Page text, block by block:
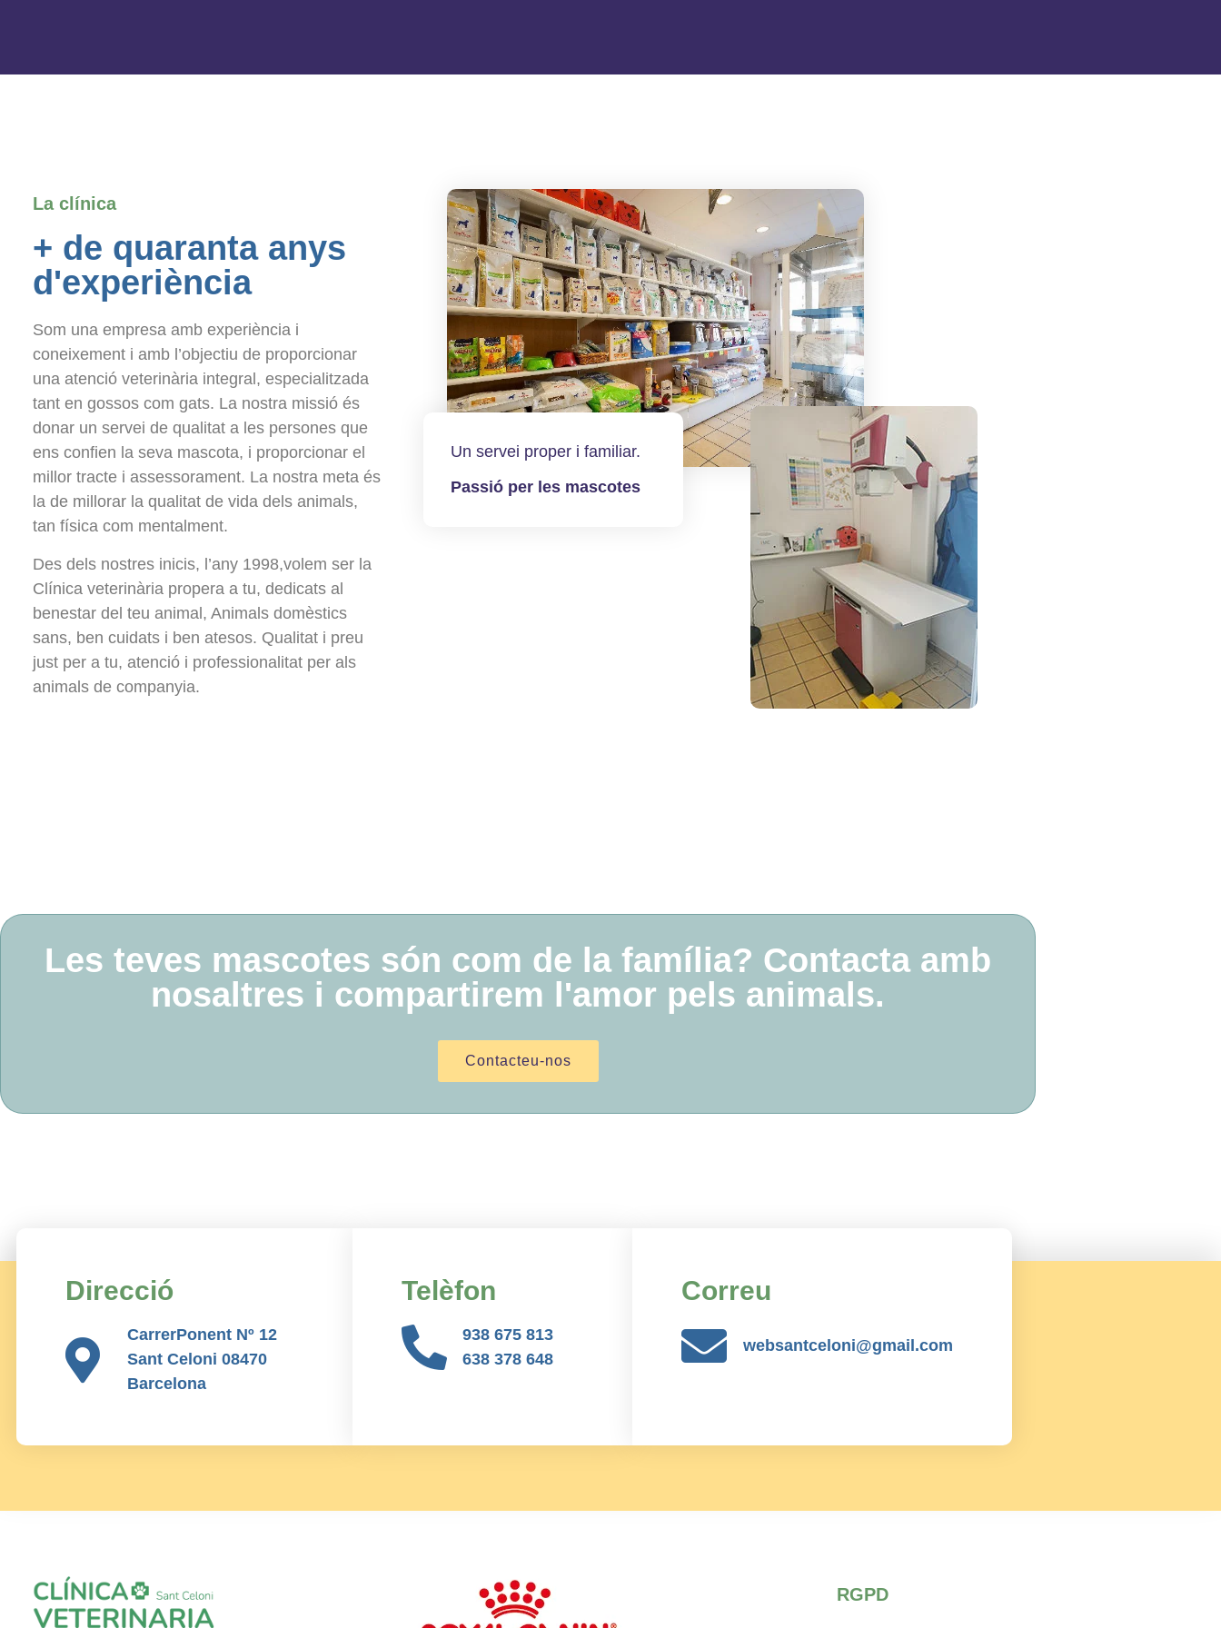
La clínica
+ de quaranta anys
d'experiència
Som una empresa amb experiència i
coneixement i amb l’objectiu de proporcionar
una atenció veterinària integral, especialitzada
tant en gossos com gats. La nostra missió és
donar un servei de qualitat a les persones que
ens confien la seva mascota, i proporcionar el
millor tracte i assessorament. La nostra meta és
la de millorar la qualitat de vida dels animals,
tan física com mentalment.
Des dels nostres inicis, l’any 1998,volem ser la
Clínica veterinària propera a tu, dedicats al
benestar del teu animal, Animals domèstics
sans, ben cuidats i ben atesos. Qualitat i preu
just per a tu, atenció i professionalitat per als
animals de companyia.
Un servei proper i familiar.
Passió per les mascotes
Les teves mascotes són com de la família? Contacta amb
nosaltres i compartirem l'amor pels animals​.
Contacteu-nos
Direcció
CarrerPonent Nº 12
Sant Celoni 08470
Barcelona
Telèfon
938 675 813
638 378 648
Correu
websantceloni@gmail.com
RGPD